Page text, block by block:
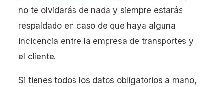
no te olvidarás de nada y siempre estarás
respaldado en caso de que haya alguna
incidencia entre la empresa de transportes y
el cliente.
Si tienes todos los datos obligatorios a mano,